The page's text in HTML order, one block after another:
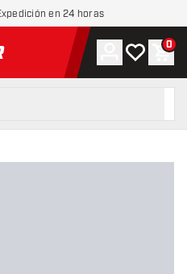
en 24 horas
de inicio
Cuenta
Mi lista de
0